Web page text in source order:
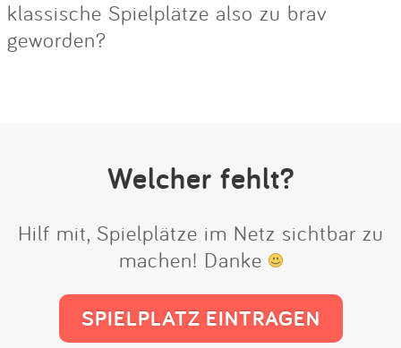
klassische Spielplätze also zu brav
geworden?
Welcher fehlt?
Hilf mit, Spielplätze im Netz sichtbar zu
machen! Danke
SPIELPLATZ EINTRAGEN